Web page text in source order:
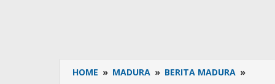
HOME » MADURA » BERITA MADURA »